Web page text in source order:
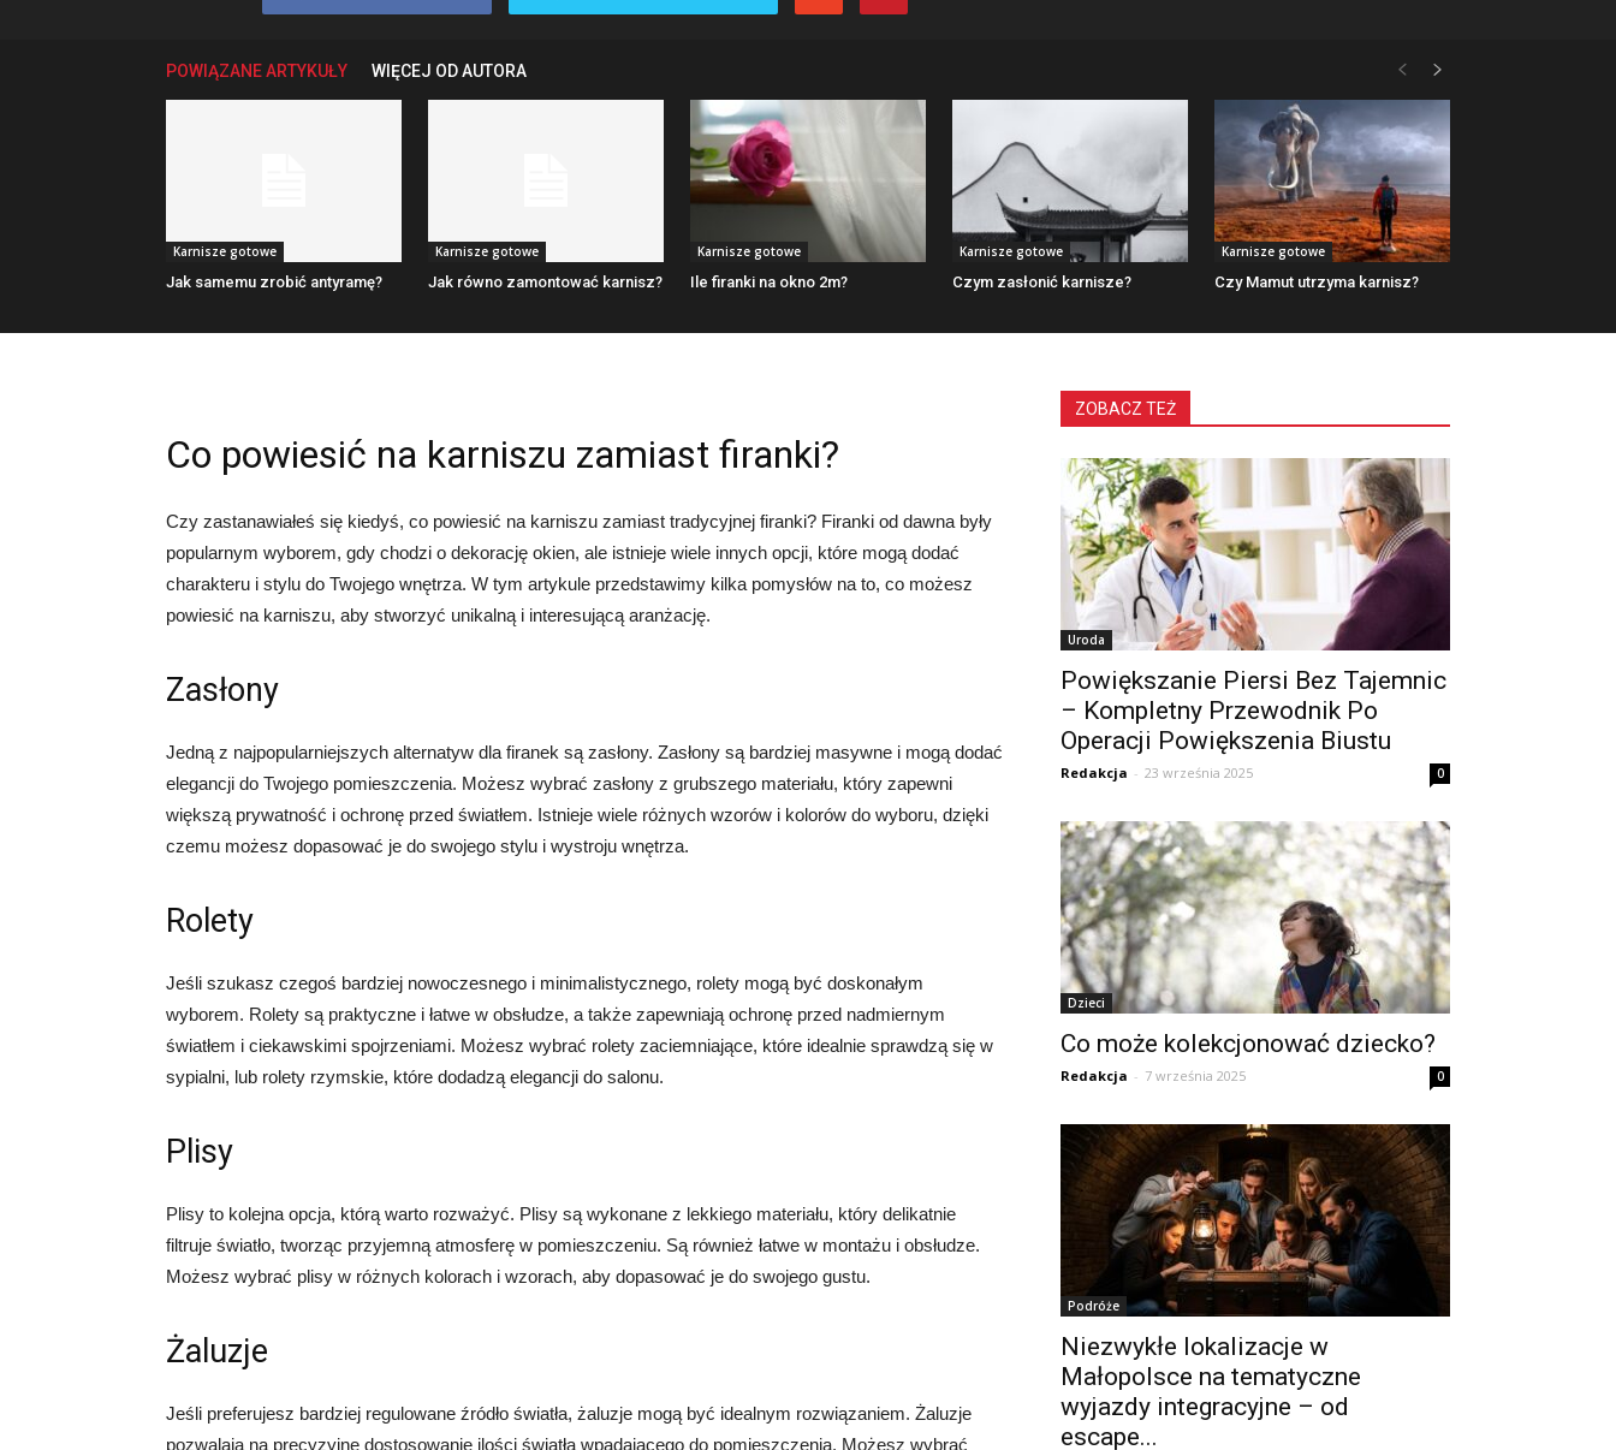
POWIĄZANE ARTYKUŁY WIĘCEJ OD AUTORA
Karnisze gotowe
Jak samemu zrobić antyramę?
Karnisze gotowe
Jak równo zamontować karnisz?
Karnisze gotowe
Ile firanki na okno 2m?
Karnisze gotowe
Czym zasłonić karnisze?
Karnisze gotowe
Czy Mamut utrzyma karnisz?
Co powiesić na karniszu zamiast firanki?
Czy zastanawiałeś się kiedyś, co powiesić na karniszu zamiast tradycyjnej firanki? Firanki od dawna były
popularnym wyborem, gdy chodzi o dekorację okien, ale istnieje wiele innych opcji, które mogą dodać
charakteru i stylu do Twojego wnętrza. W tym artykule przedstawimy kilka pomysłów na to, co możesz
powiesić na karniszu, aby stworzyć unikalną i interesującą aranżację.
Zasłony
Jedną z najpopularniejszych alternatyw dla firanek są zasłony. Zasłony są bardziej masywne i mogą dodać
elegancji do Twojego pomieszczenia. Możesz wybrać zasłony z grubszego materiału, który zapewni
większą prywatność i ochronę przed światłem. Istnieje wiele różnych wzorów i kolorów do wyboru, dzięki
czemu możesz dopasować je do swojego stylu i wystroju wnętrza.
Rolety
Jeśli szukasz czegoś bardziej nowoczesnego i minimalistycznego, rolety mogą być doskonałym
wyborem. Rolety są praktyczne i łatwe w obsłudze, a także zapewniają ochronę przed nadmiernym
światłem i ciekawskimi spojrzeniami. Możesz wybrać rolety zaciemniające, które idealnie sprawdzą się w
sypialni, lub rolety rzymskie, które dodadzą elegancji do salonu.
Plisy
Plisy to kolejna opcja, którą warto rozważyć. Plisy są wykonane z lekkiego materiału, który delikatnie
filtruje światło, tworząc przyjemną atmosferę w pomieszczeniu. Są również łatwe w montażu i obsłudze.
Możesz wybrać plisy w różnych kolorach i wzorach, aby dopasować je do swojego gustu.
Żaluzje
Jeśli preferujesz bardziej regulowane źródło światła, żaluzje mogą być idealnym rozwiązaniem. Żaluzje
pozwalają na precyzyjne dostosowanie ilości światła wpadającego do pomieszczenia. Możesz wybrać
ZOBACZ TEŻ
Uroda
Powiększanie Piersi Bez Tajemnic
– Kompletny Przewodnik Po
Operacji Powiększenia Biustu
Redakcja - 23 września 2025 0
Dzieci
Co może kolekcjonować dziecko?
Redakcja - 7 września 2025 0
Podróże
Niezwykłe lokalizacje w
Małopolsce na tematyczne
wyjazdy integracyjne – od
escape...